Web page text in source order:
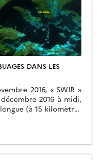
DANS LES
2016, « SWIR »
2016 à midi,
(à 15 kilomètres
2016/17 ! Une très